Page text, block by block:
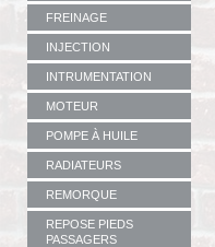
FREINAGE
INJECTION
INTRUMENTATION
MOTEUR
POMPE À HUILE
RADIATEURS
REMORQUE
REPOSE PIEDS
PASSAGERS